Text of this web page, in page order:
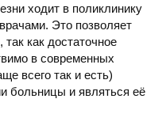
ходит в поликлинику
Это позволяет
так как достаточное
в современных
всего так и есть)
больницы и являться её